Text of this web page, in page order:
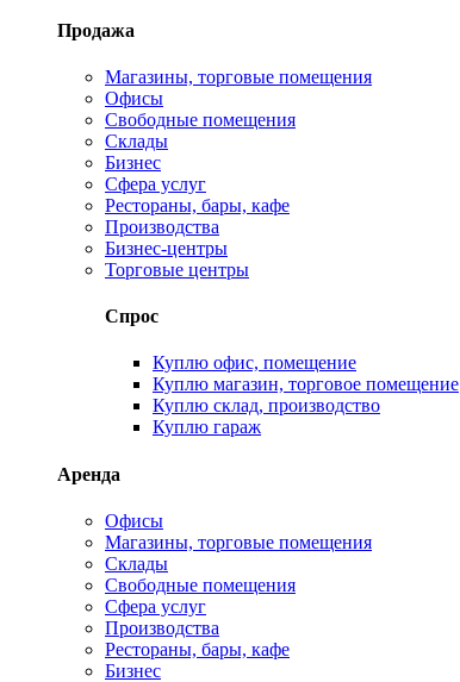
Продажа
Магазины, торговые помещения
Офисы
Свободные помещения
Склады
Бизнес
Сфера услуг
Рестораны, бары, кафе
Производства
Бизнес-центры
Торговые центры
Спрос
Куплю офис, помещение
Куплю магазин, торговое помещение
Куплю склад, производство
Куплю гараж
Аренда
Офисы
Магазины, торговые помещения
Склады
Свободные помещения
Сфера услуг
Производства
Рестораны, бары, кафе
Бизнес